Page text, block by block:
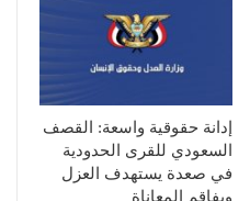
إدانة حقوقية واسعة: القصف
السعودي للقرى الحدودية
في صعدة يستهدف العزل
ويفاقم المعاناة